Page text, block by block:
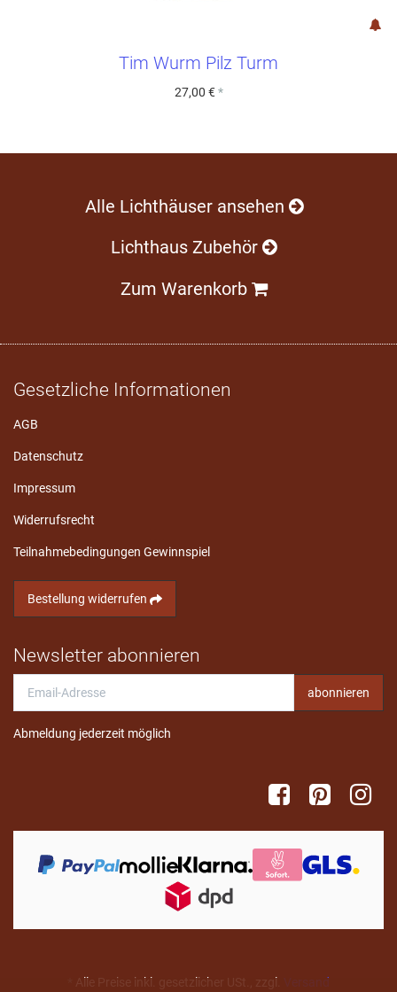
Tim Wurm Pilz Turm
27,00 € *
Alle Lichthäuser ansehen
Lichthaus Zubehör
Zum Warenkorb
Gesetzliche Informationen
AGB
Datenschutz
Impressum
Widerrufsrecht
Teilnahmebedingungen Gewinnspiel
Bestellung widerrufen
Newsletter abonnieren
Adresse
abonnieren
Abmeldung jederzeit möglich
Alle Preise inkl. gesetzlicher USt., zzgl. Versand